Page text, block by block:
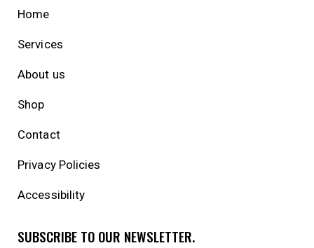
Home
Services
About us
Shop
Contact
Privacy Policies
Accessibility
SUBSCRIBE TO OUR NEWSLETTER.